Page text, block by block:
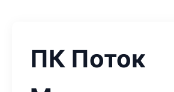
ПК Поток